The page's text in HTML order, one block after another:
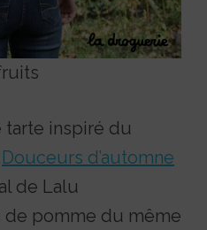
tarte inspiré du
Douceurs d’automne
de Lalu
de pomme du même